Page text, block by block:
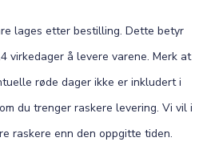
lages etter bestilling. Dette betyr
virkedager å levere varene. Merk at
røde dager ikke er inkludert i
du trenger raskere levering. Vi vil i
raskere enn den oppgitte tiden.